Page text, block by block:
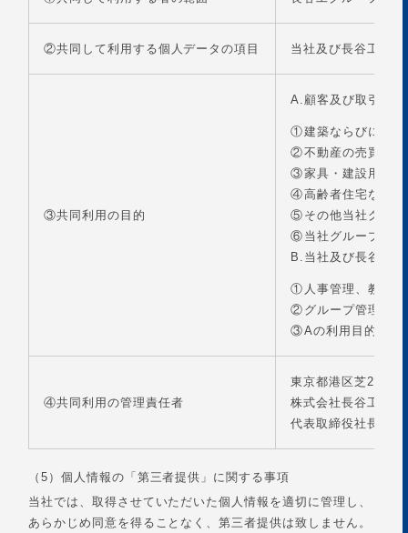
②共同して利用する個人データの項目 当社及び長谷工グ
③共同利用の目的
A.顧客及び取引先
①建築ならびに建
②不動産の売買、
③家具・建設用資
④高齢者住宅なら
⑤ その他当社グル
⑥ 当社グループ各
B.当社及び長谷工
① 人事管理、教育
② グループ管理業
③Aの利用目的達成
④共同利用の管理責任者
東京都港区芝2-32-1
株式会社長谷工リン
代表取締役社長 増
（5）個人情報の「第三者提供」に関する事項
当社では、取得させていただいた個人情報を適切に管理し、
あらかじめ同意を得ることなく、第三者提供は致しません。